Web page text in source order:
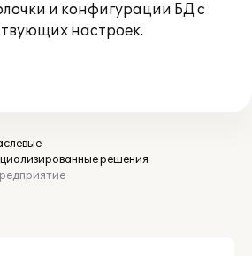
и конфигурации БД с
настроек.
решения